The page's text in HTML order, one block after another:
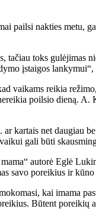
pailsi nakties
tačiau toks
įstaigos lankymui“,
vaikams reikia
poilsio dieną.
kartais net
gali būti
autorė Eglė
savo poreikius ir
kai imama
Būtent poreikių